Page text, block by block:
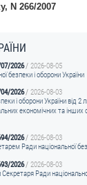
, N 266/2007
2026
2026-08-05
безпеки і оборони України
2026
2026-08-03
і оборони України від 2
економічних та
2026
2026-08-03
Ради національної
2026
2026-08-03
Ради